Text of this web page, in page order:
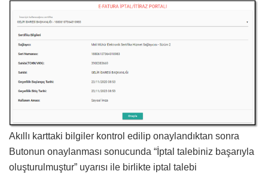
Akıllı karttaki bilgiler kontrol edilip onaylandıktan sonra
Butonun onaylanması sonucunda “İptal talebiniz başarıyla
oluşturulmuştur” uyarısı ile birlikte iptal talebi